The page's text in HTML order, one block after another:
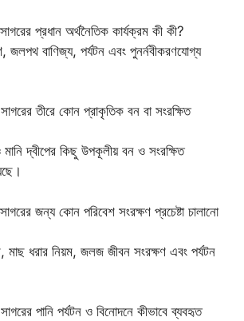
প্রধান অর্থনৈতিক কার্যক্রম কী কী?
বাণিজ্য, পর্যটন এবং পুনর্নবীকরণযোগ্য
তীরে কোন প্রাকৃতিক বন বা সংরক্ষিত
দ্বীপের কিছু উপকূলীয় বন ও সংরক্ষিত
জন্য কোন পরিবেশ সংরক্ষণ প্রচেষ্টা চালানো
মাছ ধরার নিয়ম, জলজ জীবন সংরক্ষণ এবং পর্যটন
পানি পর্যটন ও বিনোদনে কীভাবে ব্যবহৃত